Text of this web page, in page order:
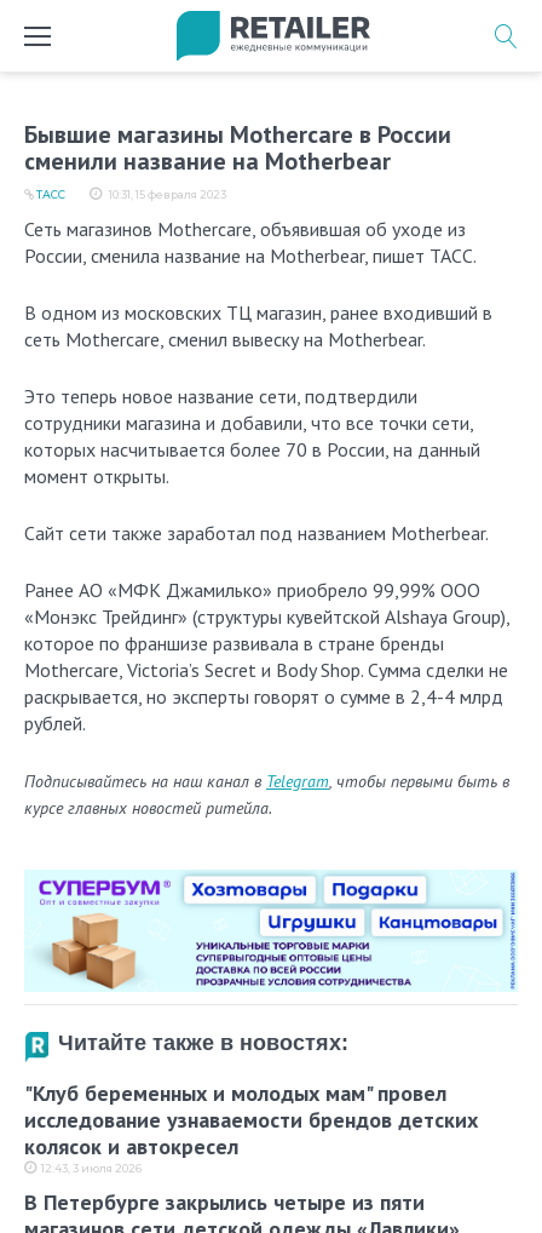
Бывшие магазины Mothercare в России
сменили название на Motherbear
10:31, 15 февраля 2023
ТАСС
Сеть магазинов Mothercare, объявившая об уходе из
России, сменила название на Motherbear, пишет ТАСС.
В одном из московских ТЦ магазин, ранее входивший в
сеть Mothercare, сменил вывеску на Motherbear.
Это теперь новое название сети, подтвердили
сотрудники магазина и добавили, что все точки сети,
которых насчитывается более 70 в России, на данный
момент открыты.
Сайт сети также заработал под названием Motherbear.
Ранее АО «МФК Джамилько» приобрело 99,99% ООО
«Монэкс Трейдинг» (структуры кувейтской Alshaya Group),
которое по франшизе развивала в стране бренды
Mothercare, Victoria’s Secret и Body Shop. Сумма сделки не
раскрывается, но эксперты говорят о сумме в 2,4-4 млрд
рублей.
Подписывайтесь на наш канал в Telegram, чтобы первыми быть в
курсе главных новостей ритейла.
Читайте также в новостях:
"Клуб беременных и молодых мам" провел
исследование узнаваемости брендов детских
колясок и автокресел
12:43, 3 июля 2026
В Петербурге закрылись четыре из пяти